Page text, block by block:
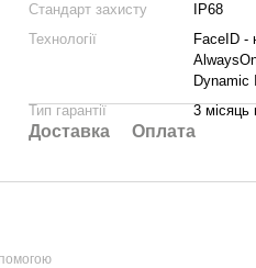
Стандарт захисту
IP68
Технології
FaceID -
Dynamic
Тип гарантії
3 місяць
Доставка Оплата